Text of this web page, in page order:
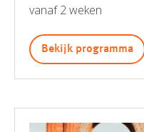
vanaf 2 weken
Bekijk programma